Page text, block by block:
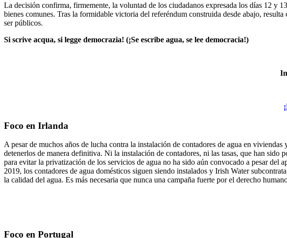
La decisión confirma, firmemente, la voluntad de los ciudadanos expresada los días 12 y
bienes comunes. Tras la formidable victoria del referéndum construida desde abajo,
ser públicos.
Si scrive acqua, si legge democrazia! (¡Se escribe agua, se lee democracia!)
Foco en Irlanda
A pesar de muchos años de lucha contra la instalación de contadores de agua en
detenerlos de manera definitiva. Ni la instalación de contadores, ni las tasas, que han sido
para evitar la privatización de los servicios de agua no ha sido aún convocado a pesar del
2019, los contadores de agua domésticos siguen siendo instalados y Irish Water
la calidad del agua. Es más necesaria que nunca una campaña fuerte por el derecho
Foco en Portugal